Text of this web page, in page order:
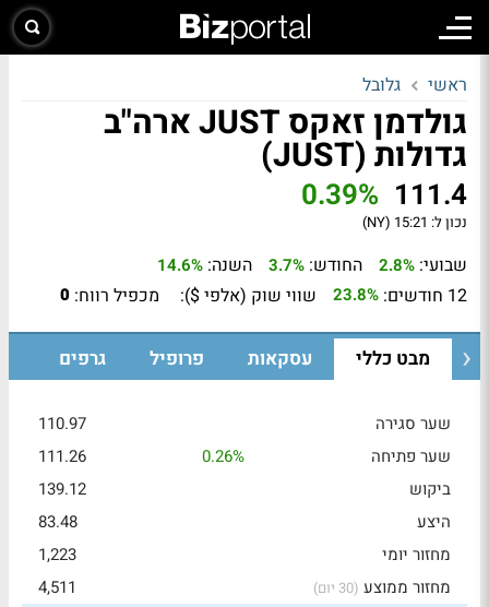
ראשי גלובל
גולדמן זאקס JUST ארה"ב
גדולות (JUST)
111.4
0.39%
נכון ל: 15:21 (NY)
שבועי: 2.8% החודש: 3.7% השנה: 14.6%
12 חודשים: 23.8% שווי שוק (אלפי $): מכפיל רווח: 0
מבט כללי עסקאות פרופיל גרפים
שער סגירה
110.97
שער פתיחה
0.26%
111.26
ביקוש
139.12
היצע
83.48
מחזור יומי
1,223
מחזור ממוצע (30 יום)
4,511